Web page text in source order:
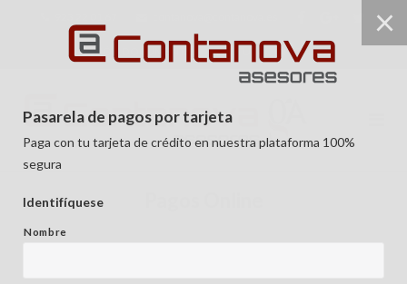
GESTIÓN DOCUMENTAL FACTURACIÓN ONLINE
Pasarela de pagos por tarjeta
Paga con tu tarjeta de crédito en nuestra plataforma 100%
segura
Identifíquese
Nombre